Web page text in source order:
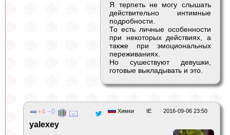
Я терпеть не могу слышать
действительно интимные
подробности.
То есть личные особенности
при некоторых действиях, а
также при эмоциональных
переживаниях.
Но сушествуют девушки,
готовые выкладывать и это.
2016-09-06 23:50
IE
Химки
4 0
yalexey